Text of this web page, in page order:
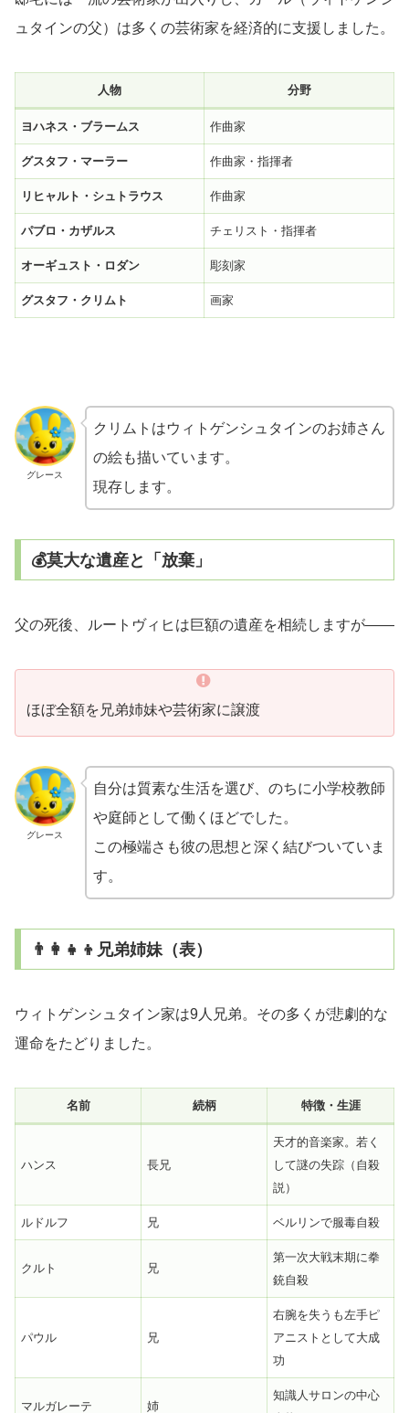
ュタインの父）は多くの芸術家を経済的に支援しました。
人物 分野
ヨハネス・ブラームス 作曲家
グスタフ・マーラー 作曲家・指揮者
リヒャルト・シュトラウス 作曲家
パブロ・カザルス チェリスト・指揮者
オーギュスト・ロダン 彫刻家
グスタフ・クリムト 画家
グレース
クリムトはウィトゲンシュタインのお姉さん
の絵も描いています。
現存します。
💰莫大な遺産と「放棄」
父の死後、ルートヴィヒは巨額の遺産を相続しますが——
ほぼ全額を兄弟姉妹や芸術家に譲渡
グレース
自分は質素な生活を選び、のちに小学校教師
や庭師として働くほどでした。
この極端さも彼の思想と深く結びついていま
す。
👨‍👩‍👧‍👦兄弟姉妹（表）
ウィトゲンシュタイン家は9人兄弟。その多くが悲劇的な
運命をたどりました。
名前 続柄 特徴・生涯
ハンス 長兄
天才的音楽家。若く
して謎の失踪（自殺
説）
ルドルフ 兄 ベルリンで服毒自殺
クルト 兄
第一次大戦末期に拳
銃自殺
パウル 兄
右腕を失うも左手ピ
アニストとして大成
功
マルガレーテ 姉
知識人サロンの中心